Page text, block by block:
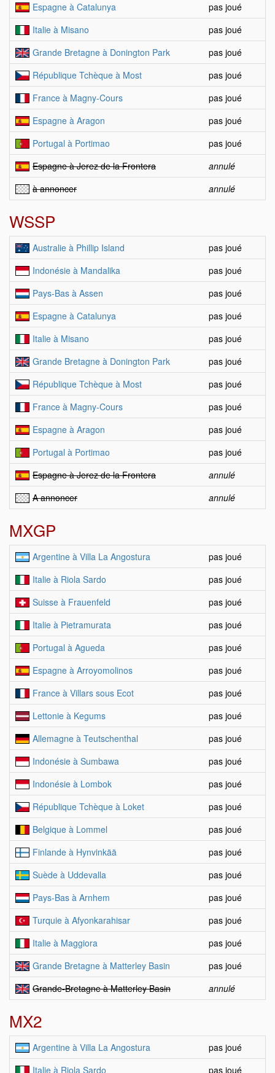
Espagne à Catalunya
pas joué
Italie à Misano
pas joué
Grande Bretagne à Donington Park
pas joué
République Tchèque à Most
pas joué
France à Magny-Cours
pas joué
Espagne à Aragon
pas joué
Portugal à Portimao
pas joué
Espagne à Jerez de la Frontera
annulé
à annoncer
annulé
WSSP
Australie à Phillip Island
pas joué
Indonésie à Mandalika
pas joué
Pays-Bas à Assen
pas joué
Espagne à Catalunya
pas joué
Italie à Misano
pas joué
Grande Bretagne à Donington Park
pas joué
République Tchèque à Most
pas joué
France à Magny-Cours
pas joué
Espagne à Aragon
pas joué
Portugal à Portimao
pas joué
Espagne à Jerez de la Frontera
annulé
A annoncer
annulé
MXGP
Argentine à Villa La Angostura
pas joué
Italie à Riola Sardo
pas joué
Suisse à Frauenfeld
pas joué
Italie à Pietramurata
pas joué
Portugal à Agueda
pas joué
Espagne à Arroyomolinos
pas joué
France à Villars sous Ecot
pas joué
Lettonie à Kegums
pas joué
Allemagne à Teutschenthal
pas joué
Indonésie à Sumbawa
pas joué
Indonésie à Lombok
pas joué
République Tchèque à Loket
pas joué
Belgique à Lommel
pas joué
Finlande à Hynvinkää
pas joué
Suède à Uddevalla
pas joué
Pays-Bas à Arnhem
pas joué
Turquie à Afyonkarahisar
pas joué
Italie à Maggiora
pas joué
Grande Bretagne à Matterley Basin
pas joué
Grande-Bretagne à Matterley Basin
annulé
MX2
Argentine à Villa La Angostura
pas joué
Italie à Riola Sardo
pas joué